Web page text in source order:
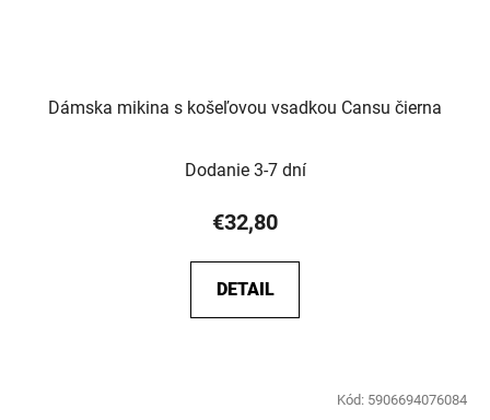
Dámska mikina s košeľovou vsadkou Cansu čierna
Dodanie 3-7 dní
€32,80
DETAIL
Kód: 5906694076084